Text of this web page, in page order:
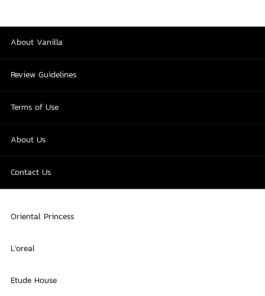
About Vanilla
Review Guidelines
Terms of Use
About Us
Contact Us
Oriental Princess
L'oreal
Etude House